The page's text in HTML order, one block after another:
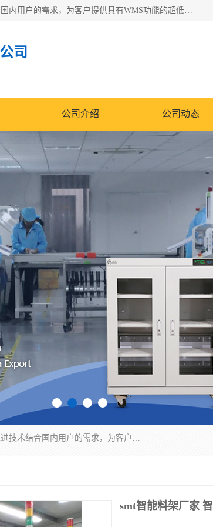
苏州纳冠电子设备有限公司位于苏州市相城区；我司依托国外先进技术结合国内用户的需求，为客户提供具有WMS功能的超低湿快速除湿电子防潮，压缩空气连续干燥柜、智能物料管理氮气储物柜、自制氮氮气柜、防潮氮气组合柜、不锈钢洁净氮气柜、洁净储物柜、石墨舟柜、亮灯导引丝网板存储柜、PCB柔性板气密干燥柜等
司
公司介绍 公司动态
苏州纳冠电子设备有限公司位于苏州市相城区；我司依托国外先进技术结合国内用户的需求，为客户提供具有WMS功能的超低湿快速除湿电子防潮，压缩空气连续干燥柜、智能物料管理氮气储物柜、自制氮氮气柜、防潮氮气组合柜、不锈钢洁净氮气柜、洁净储物柜、石墨舟柜、亮灯导引丝网板存储柜、PCB柔性板气密干燥柜等
smt智能料架厂家